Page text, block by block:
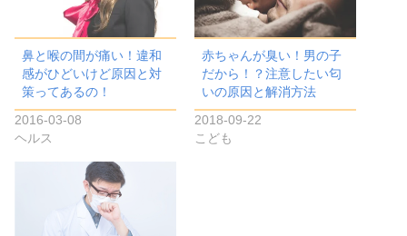
鼻と喉の間が痛い！違和
感がひどいけど原因と対
策ってあるの！
2016-03-08
ヘルス
赤ちゃんが臭い！男の子
だから！？注意したい匂
いの原因と解消方法
2018-09-22
こども